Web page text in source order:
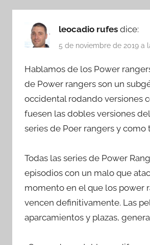
leocadio rufes dice:
5 de noviembre de 2019 a
Hablamos de los Power
de Power rangers son un
occidental rodando versiones
fuesen las dobles versiones
series de Poer rangers y como
Todas las series de Power
episodios con un malo que
momento en el que los power
vencen definitivamente. Las
aparcamientos y plazas,